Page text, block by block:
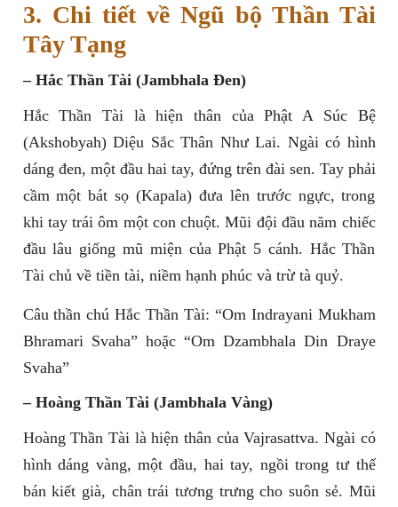
3. Chi tiết về Ngũ bộ Thần Tài
Tây Tạng
– Hắc Thần Tài (Jambhala Đen)
Hắc Thần Tài là hiện thân của Phật A Súc Bệ
(Akshobyah) Diệu Sắc Thân Như Lai. Ngài có hình
dáng đen, một đầu hai tay, đứng trên đài sen. Tay phải
cầm một bát sọ (Kapala) đưa lên trước ngực, trong
khi tay trái ôm một con chuột. Mũi đội đầu năm chiếc
đầu lâu giống mũ miện của Phật 5 cánh. Hắc Thần
Tài chủ về tiền tài, niềm hạnh phúc và trừ tà quỷ.
Câu thần chú Hắc Thần Tài: “Om Indrayani Mukham
Bhramari Svaha” hoặc “Om Dzambhala Din Draye
Svaha”
– Hoàng Thần Tài (Jambhala Vàng)
Hoàng Thần Tài là hiện thân của Vajrasattva. Ngài có
hình dáng vàng, một đầu, hai tay, ngồi trong tư thế
bán kiết già, chân trái tương trưng cho suôn sẻ. Mũi